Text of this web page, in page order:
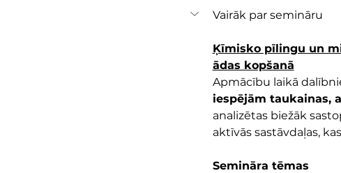
Vairāk par semināru
Ķīmisko pīlingu un
ādas kopšanā
Apmācību laikā
iespējām taukainas,
analizētas biežāk
aktīvās sastāvdaļas,
Semināra tēmas